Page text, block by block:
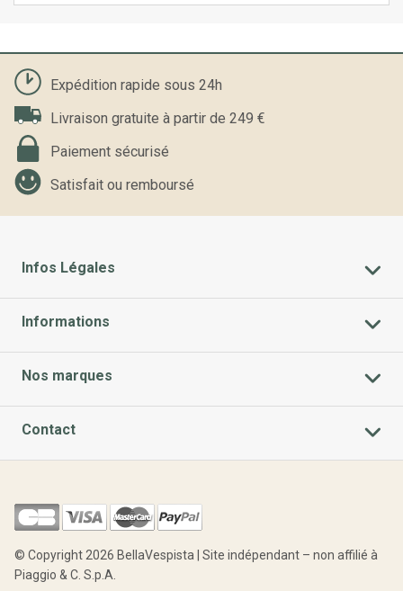
Expédition rapide sous 24h
Livraison gratuite à partir de 249 €
Paiement sécurisé
Satisfait ou remboursé
Infos Légales
Informations
Nos marques
Contact
© Copyright 2026 BellaVespista | Site indépendant – non affilié à
Piaggio & C. S.p.A.